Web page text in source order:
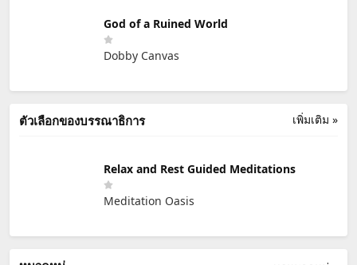
God of a Ruined World
Dobby Canvas
เพิ่มเติม »
ตัวเลือกของบรรณาธิการ
Relax and Rest Guided Meditations
Meditation Oasis